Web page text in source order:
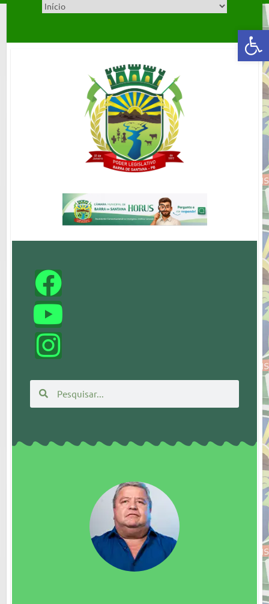
Abrir a barra de ferramentas